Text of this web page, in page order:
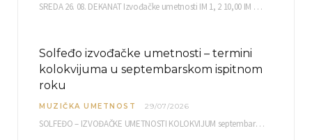
SREDA 26. 08. DEKANAT Izvođačke umetnosti IM 1, 2 10,00 IM 3, 4 10,30 IM…
Solfeđo izvođačke umetnosti – termini
kolokvijuma u septembarskom ispitnom
roku
MUZIČKA UMETNOST 29/07/2026
SOLFEĐO – IZVOĐAČKE UMETNOSTI KOLOKVIJUM septembarski ispitni rok četvrtak, 03.09.2026. uč. br. 12 PISMENI…